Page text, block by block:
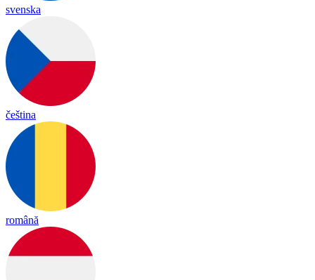
svenska
čeština
română